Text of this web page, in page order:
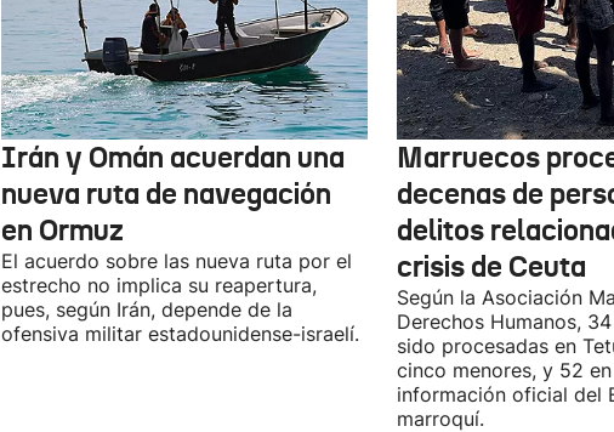
Irán y Omán acuerdan una
nueva ruta de navegación
en Ormuz
El acuerdo sobre las nueva ruta por el
estrecho no implica su reapertura,
pues, según Irán, depende de la
ofensiva militar estadounidense-israelí.
Marruecos
decenas de
delitos
crisis de Ceuta
Según la Asociación
Derechos Humanos,
sido procesadas en
cinco menores, y 52
información oficial del
marroquí.